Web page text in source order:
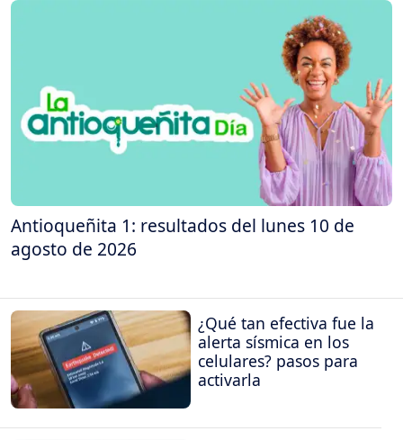
Antioqueñita 1: resultados del lunes 10 de
agosto de 2026
¿Qué tan efectiva fue la
alerta sísmica en los
celulares? pasos para
activarla